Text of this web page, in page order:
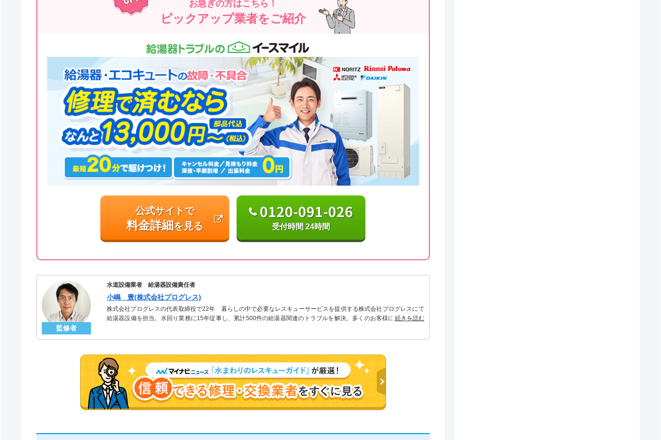
お急ぎの方はこちら！
ピックアップ業者をご紹介
公式サイトで
料金詳細を見る
0120-091-026
受付時間 24時間
監修者
水道設備業者 給湯器設備責任者
小嶋 豊(株式会社プログレス)
株式会社プログレスの代表取締役で22年 暮らしの中で必要なレスキューサービスを提供する株式会社プログレスにて
給湯器設備を担当。水回り業務に15年従事し、累計500件の給湯器関連のトラブルを解決。多くのお客様に信頼される
続きを読む